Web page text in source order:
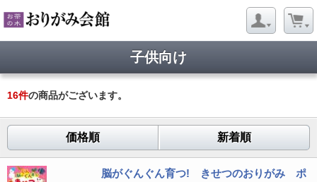
子供向け
16件の商品がございます。
価格順 新着順
脳がぐんぐん育つ! きせつのおりがみ ポ